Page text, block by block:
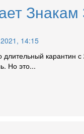
14:15
длительный карантин
Но это...